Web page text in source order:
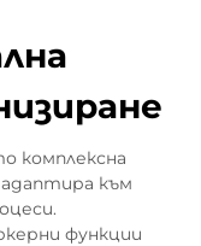
комплексна
към
функции